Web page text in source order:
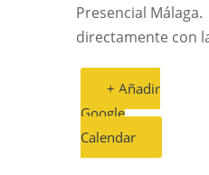
Presencial
directamente con
+ Añadir
Google
Calendar